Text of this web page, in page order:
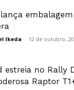
lança
Ikeda - 12 de outubro,
estreia no Rally
Raptor